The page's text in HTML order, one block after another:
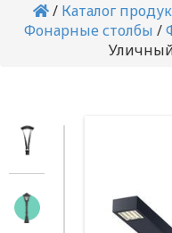
/ Каталог
Фонарные столбы /